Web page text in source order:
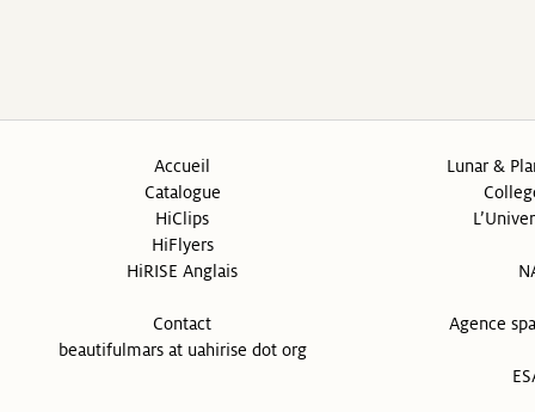
Accueil
Catalogue
HiClips
HiFlyers
HiRISE Anglais
Contact
beautifulmars at uahirise dot org
Lunar &
Agence